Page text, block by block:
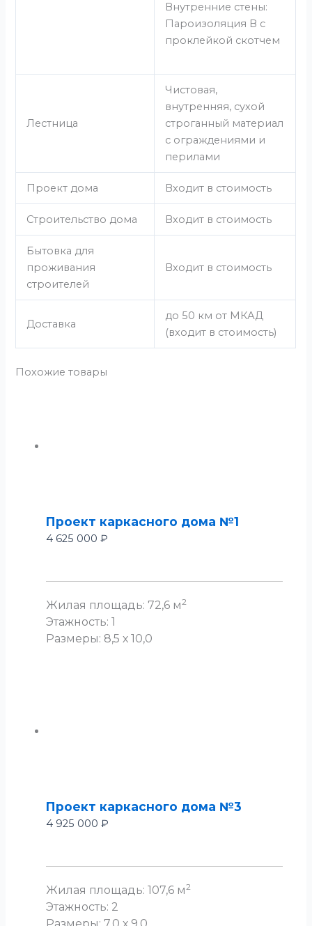
Внутренние стены:
Пароизоляция В с
проклейкой скотчем
Лестница
Чистовая,
внутренняя, сухой
строганный материал
с ограждениями и
перилами
Проект дома Входит в стоимость
Строительство дома Входит в стоимость
Бытовка для
проживания
строителей
Входит в стоимость
Доставка
до 50 км от МКАД
(входит в стоимость)
Похожие товары
Проект каркасного дома №1
4 625 000₽
Жилая площадь: 72,6 м2
Этажность: 1
Размеры: 8,5 х 10,0
Проект каркасного дома №3
4 925 000₽
Жилая площадь: 107,6 м2
Этажность: 2